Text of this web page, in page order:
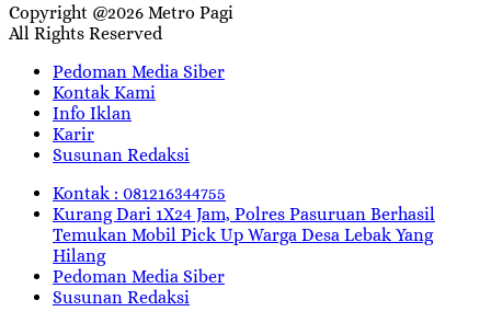
Copyright @2026 Metro Pagi
All Rights Reserved
Pedoman Media Siber
Kontak Kami
Info Iklan
Karir
Susunan Redaksi
Kontak : 081216344755
Kurang Dari 1X24 Jam, Polres Pasuruan Berhasil
Temukan Mobil Pick Up Warga Desa Lebak Yang
Hilang
Pedoman Media Siber
Susunan Redaksi